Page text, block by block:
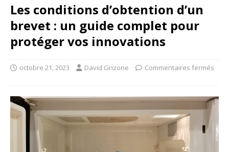
Les conditions d’obtention d’un
brevet : un guide complet pour
protéger vos innovations
octobre 21, 2023 David Grizone Commentaires fermés